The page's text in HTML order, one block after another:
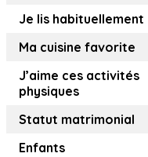
Je lis habituellement
Ma cuisine favorite
J’aime ces activités
physiques
Statut matrimonial
Enfants